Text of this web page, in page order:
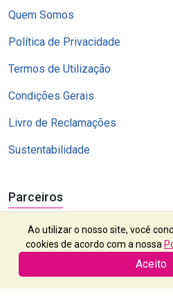
Quem Somos
Política de Privacidade
Termos de Utilização
Condições Gerais
Livro de Reclamações
Sustentabilidade
Parceiros
Ao utilizar o nosso site, você
cookies de acordo com a nossa
Aceito